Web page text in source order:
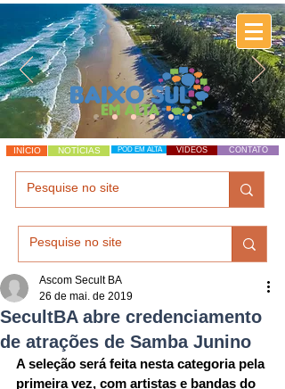
INÍCIO NOTÍCIAS POD EM ALTA VÍDEOS CONTATO
SecultBA abre credenciamento
de atrações de Samba Junino
Ascom Secult BA
26 de mai. de 2019
A seleção será feita nesta categoria pela
primeira vez, com artistas e bandas do